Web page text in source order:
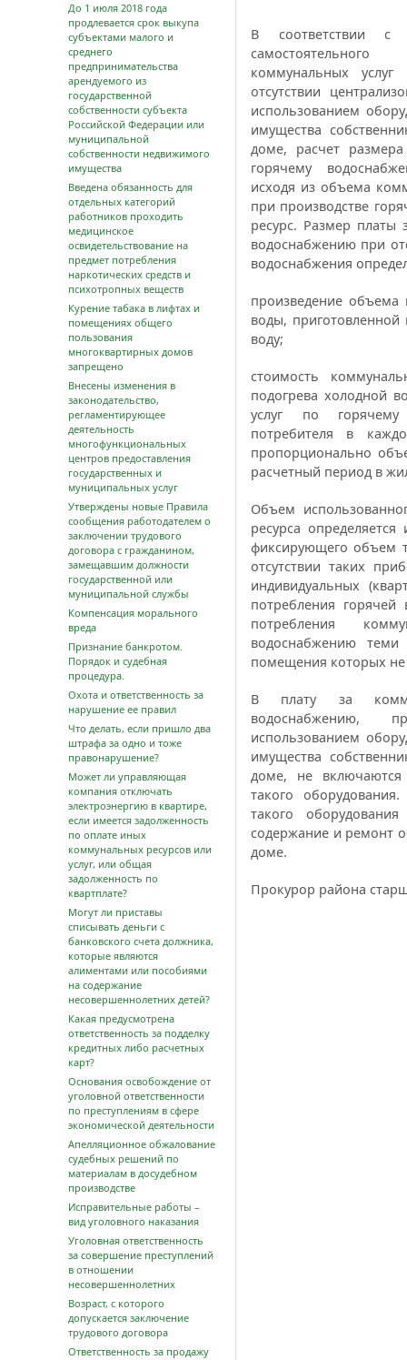
В соответствии
коммунальных
отсутствии
использованием
имущества
доме, расчет
горячему
исходя из объема
при производстве
ресурс. Размер платы
водоснабжению при
водоснабжения
произведение объема
воды,
воду;
стоимость
подогрева холодной
услуг по
потребителя в
пропорционально
расчетный период в
Объем
ресурса
фиксирующего объем
отсутствии таких
индивидуальных
потребления
потребления
водоснабжению
помещения которых
В плату за
водоснабжению,
использованием
имущества
доме, не
такого
такого
содержание и ремонт
доме.
Прокурор района
До 1 июля 2018 года
продлевается срок выкупа
субъектами малого и
среднего
предпринимательства
арендуемого из
государственной
собственности субъекта
Российской Федерации или
муниципальной
собственности недвижимого
имущества
Введена обязанность для
отдельных категорий
работников проходить
медицинское
освидетельствование на
предмет потребления
наркотических средств и
психотропных веществ
Курение табака в лифтах и
помещениях общего
пользования
многоквартирных домов
запрещено
Внесены изменения в
законодательство,
регламентирующее
деятельность
многофункциональных
центров предоставления
государственных и
муниципальных услуг
Утверждены новые Правила
сообщения работодателем о
заключении трудового
договора с гражданином,
замещавшим должности
государственной или
муниципальной службы
Компенсация морального
вреда
Признание банкротом.
Порядок и судебная
процедура.
Охота и ответственность за
нарушение ее правил
Что делать, если пришло два
штрафа за одно и тоже
правонарушение?
Может ли управляющая
компания отключать
электроэнергию в квартире,
если имеется задолженность
по оплате иных
коммунальных ресурсов или
услуг, или общая
задолженность по
квартплате?
Могут ли приставы
списывать деньги с
банковского счета должника,
которые являются
алиментами или пособиями
на содержание
несовершеннолетних детей?
Какая предусмотрена
ответственность за подделку
кредитных либо расчетных
карт?
Основания освобождение от
уголовной ответственности
по преступлениям в сфере
экономической деятельности
Апелляционное обжалование
судебных решений по
материалам в досудебном
производстве
Исправительные работы –
вид уголовного наказания
Уголовная ответственность
за совершение преступлений
в отношении
несовершеннолетних
Возраст, с которого
допускается заключение
трудового договора
Ответственность за продажу